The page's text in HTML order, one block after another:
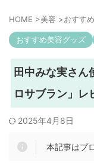
HOME >美容 >おすす
おすすめ美容グッズ
田中みな実さん
ロサブラン」レ
2025年4月8日
本記事はプ